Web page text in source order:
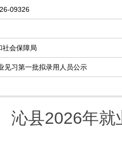
09326
社会保障局
见习第一批拟录用人员公示
沁县2026年就